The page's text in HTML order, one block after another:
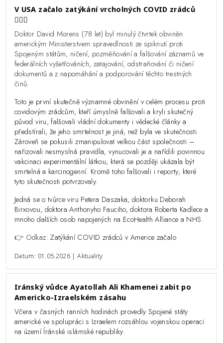
V USA začalo zatýkání vrcholných COVID zrádců
👮🏻‍♂️
Doktor David Morens (78 let) byl minulý čtvrtek obviněn
americkým Ministerstvem spravedlnosti ze spiknutí proti
Spojeným státům, ničení, pozměňování a falšování záznamů ve
federálních vyšetřováních, zatajování, odstraňování či ničení
dokumentů a z napomáhání a podporování těchto trestných
činů.
Toto je první skutečně významné obvinění v celém procesu proti
covidovým zrádcům, kteří úmyslně falšovali a kryli skutečný
původ viru, falšovali vládní dokumenty i vědecké články a
předstírali, že jeho smrtelnost je jiná, než byla ve skutečnosti.
Zároveň se pokusili zmanipulovat velkou část společnosti –
nařizovali nesmyslná pravidla, vynucovali je a nařídili povinnou
vakcinaci experimentální látkou, která se později ukázala být
smrtelná a karcinogenní. Kromě toho falšovali i reporty, které
tyto skutečnosti potvrzovaly.
Jedná se o tvůrce viru Petera Daszaka, doktorku Deborah
Birxovou, doktora Anthonyho Fauciho, doktora Roberta Kadlece a
mnoho dalších osob napojených na EcoHealth Alliance a NHS.
👉 Odkaz:Zatýkání COVID zrádců v Americe začalo
Datum: 01.05.2026 | Aktuality
Iránský vůdce Ayatollah Ali Khamenei zabit po
Americko-Izraelském zásahu
Včera v časných ranních hodinách provedly Spojené státy
americké ve spolupráci s Izraelem rozsáhlou vojenskou operaci
na území Íránské islámské republiky.